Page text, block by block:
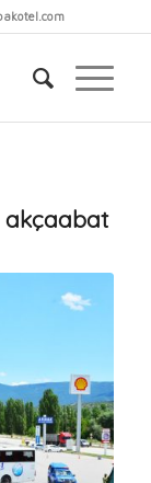
akçaabat